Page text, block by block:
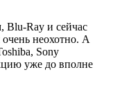
Blu-Ray и сейчас
неохотно. А
Sony
уже до вполне